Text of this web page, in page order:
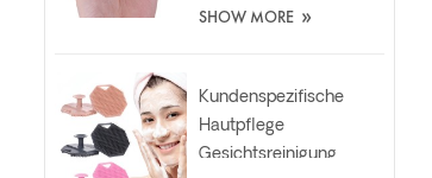
und Hautpflege-
SHOW MORE »
Kundenspezifische
Hautpflege
Gesichtsreinigung